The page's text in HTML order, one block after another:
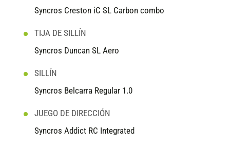
Syncros Creston iC SL Carbon combo
TIJA DE SILLÍN
Syncros Duncan SL Aero
SILLÍN
Syncros Belcarra Regular 1.0
JUEGO DE DIRECCIÓN
Syncros Addict RC Integrated